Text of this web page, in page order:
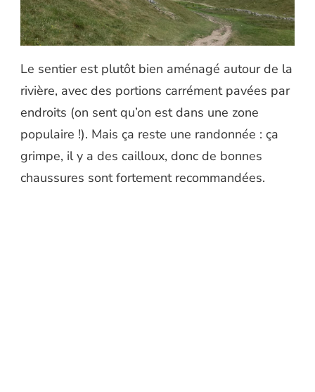
Le sentier est plutôt bien aménagé autour de la
rivière, avec des portions carrément pavées par
endroits (on sent qu’on est dans une zone
populaire !). Mais ça reste une randonnée : ça
grimpe, il y a des cailloux, donc de bonnes
chaussures sont fortement recommandées.